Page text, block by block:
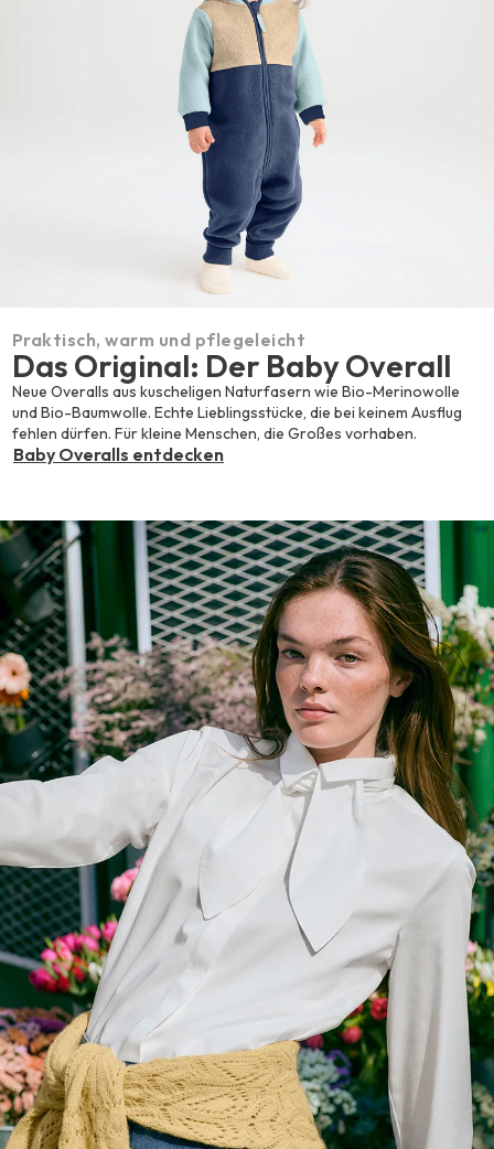
Praktisch, warm und pflegeleicht
Das Original: Der Baby Overall
Neue Overalls aus kuscheligen Naturfasern wie Bio-Merinowolle
und Bio-Baumwolle. Echte Lieblingsstücke, die bei keinem Ausflug
fehlen dürfen. Für kleine Menschen, die Großes vorhaben.
Baby Overalls entdecken